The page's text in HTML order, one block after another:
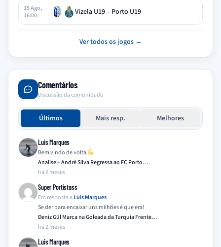
15 Ago,
16:00
Vizela U19 – Porto U19
Ver todos os jogos →
Comentários
Discussão da comunidade
Últimos Mais resp. Melhores
Luis Marques
Bem vindo de volta
Analise – André Silva Regressa ao FC Porto…
há 2 meses
Super Portistass
Em resposta a Luis Marques
Se der para encaixar uns milhões é que era!
Deniz Gül Marca na Goleada da Turquia Frente…
há 2 meses
Luis Marques